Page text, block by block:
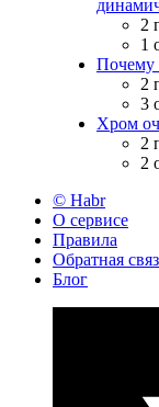
2
1
Почему
2
3
Хром
2
2
© Habr
О сервисе
Правила
Обратная
Блог